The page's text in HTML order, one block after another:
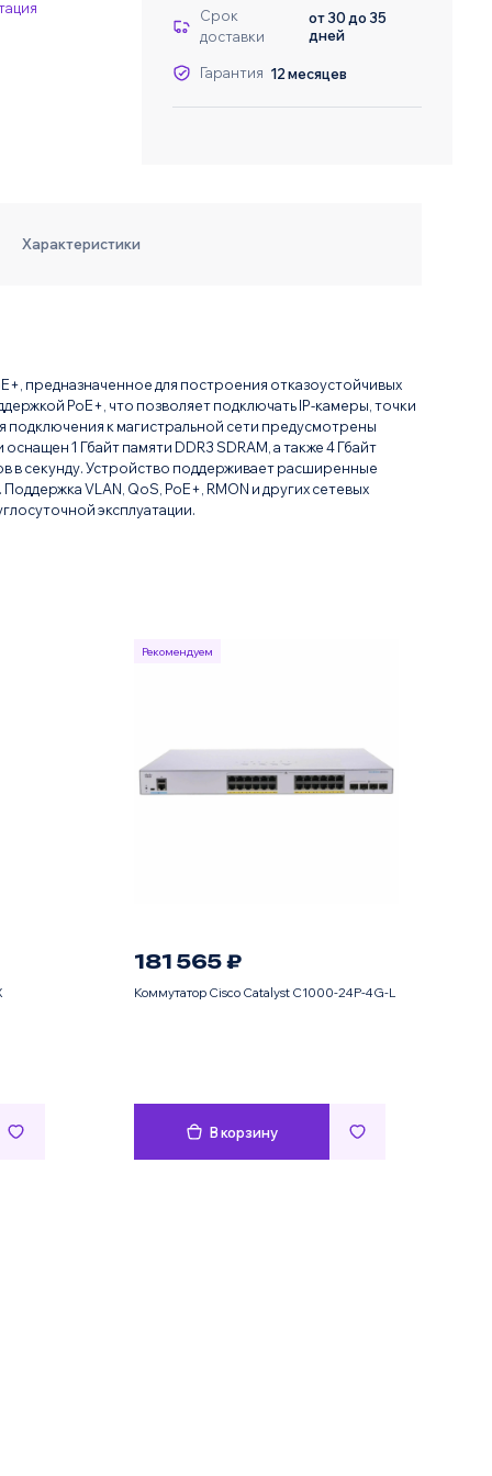
Срок
доставки
от 30 до 35
дней
Гарантия 12 месяцев
Характеристики
предназначенное для построения отказоустойчивых
PoE+, что позволяет подключать IP-камеры, точки
подключения к магистральной сети предусмотрены
1 Гбайт памяти DDR3 SDRAM, а также 4 Гбайт
в секунду. Устройство поддерживает расширенные
VLAN, QoS, PoE+, RMON и других сетевых
эксплуатации.
Рекомендуем
181 565 ₽
Коммутатор Cisco Catalyst C1000-24P-4G-L
В корзину
Даю согласие на
Даю согласие на